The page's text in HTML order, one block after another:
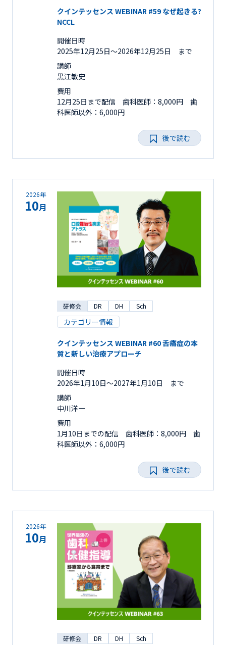
クインテッセンス WEBINAR #59 なぜ起きる?
NCCL
開催日時
2025年12月25日〜2026年12月25日 まで
講師
黒江敏史
費用
12月25日まで配信 歯科医師：8,000円 歯
科医師以外：6,000円
後で読む
2026年
10月
研修会 DR DH Sch
カテゴリー情報
クインテッセンス WEBINAR #60 舌痛症の本
質と新しい治療アプローチ
開催日時
2026年1月10日〜2027年1月10日 まで
講師
中川洋一
費用
1月10日までの配信 歯科医師：8,000円 歯
科医師以外：6,000円
後で読む
2026年
10月
研修会 DR DH Sch